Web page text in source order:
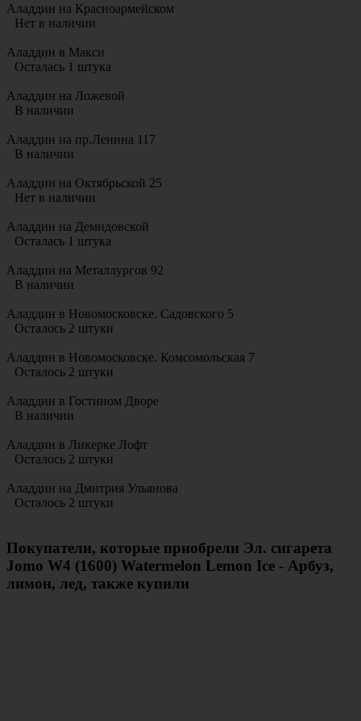
Аладдин на Красноармейском
Нет в наличии
Аладдин в Макси
Осталась 1 штука
Аладдин на Ложевой
В наличии
Аладдин на пр.Ленина 117
В наличии
Аладдин на Октябрьской 25
Нет в наличии
Аладдин на Демидовской
Осталась 1 штука
Аладдин на Металлургов 92
В наличии
Аладдин в Новомосковске. Садовского 5
Осталось 2 штуки
Аладдин в Новомосковске. Комсомольская 7
Осталось 2 штуки
Аладдин в Гостином Дворе
В наличии
Аладдин в Ликерке Лофт
Осталось 2 штуки
Аладдин на Дмитрия Ульянова
Осталось 2 штуки
Покупатели, которые приобрели Эл. сигарета
Jomo W4 (1600) Watermelon Lemon Ice - Арбуз,
лимон, лед, также купили